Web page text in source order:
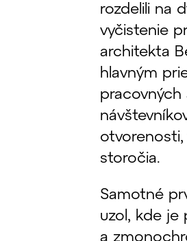
rozdelili na
vyčistenie
architekta
hlavným
storočia.
Samotné
uzol, kde je
a